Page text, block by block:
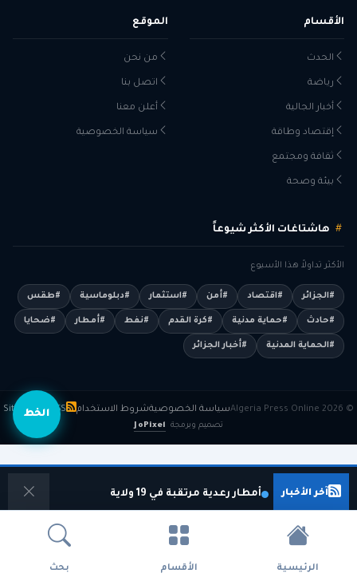
آخر الأخبار أمطار رعدية مرتقبة في 19 ولاية
الخط
الأقسام
الحدث
رياضة
أخبار الجالية
إقتصاد وطاقة
ثقافة ومجتمع
بيئة وصحة
الموقع
من نحن
اتصل بنا
أعلن معنا
سياسة الخصوصية
هاشتاغات الأكثر شيوعاً
الأكثر تداولاً هذا الأسبوع
#الجزائر #اقتصاد #أمن #استثمار #دبلوماسية #طقس
#حادث #حماية مدنية #كرة القدم #نفط #أمطار #ضحايا
#الحماية المدنية #أخبار الجزائر
© 2026 Algeria Press Online سياسة الخصوصيةشروط الاستخدام RSS
Sitemap
تصميم وبرمجة JoPixel
الرئيسية الأقسام بحث